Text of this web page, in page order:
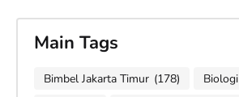
Main Tags
Bimbel Jakarta Timur (178) Biologi